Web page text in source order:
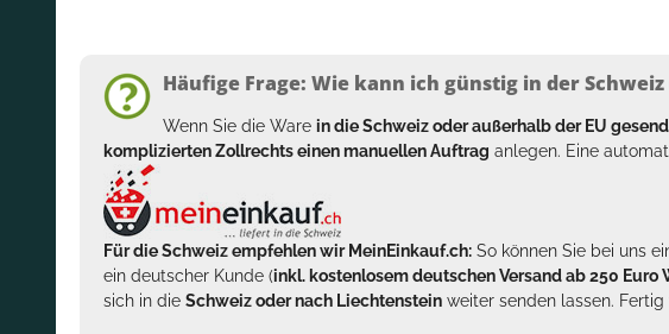
Häufige Frage: Wie kann ich günstig in der
Wenn Sie die Ware in die Schweiz oder außerhalb der EU
komplizierten Zollrechts einen manuellen Auftrag anlegen. Eine
Für die Schweiz empfehlen wir MeinEinkauf.ch: So können Sie bei uns
ein deutscher Kunde (inkl. kostenlosem deutschen Versand ab 250 Euro
sich in die Schweiz oder nach Liechtenstein weiter senden lassen.